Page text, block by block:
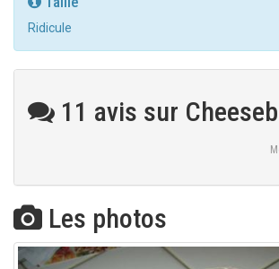
Ridicule
11 avis sur
Les photos